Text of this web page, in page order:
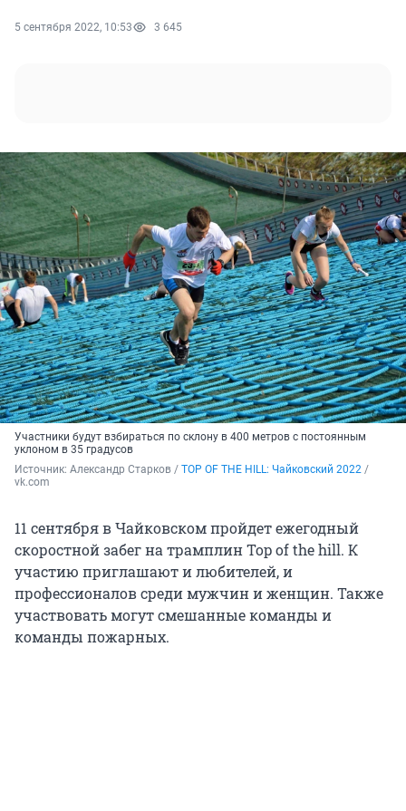
5 сентября 2022, 10:53 3 645
Участники будут взбираться по склону в 400 метров с постоянным
уклоном в 35 градусов
Источник: Александр Старков / TOP OF THE HILL: Чайковский 2022 /
vk.com
11 сентября в Чайковском пройдет ежегодный
скоростной забег на трамплин Top of the hill. К
участию приглашают и любителей, и
профессионалов среди мужчин и женщин. Также
участвовать могут смешанные команды и
команды пожарных.